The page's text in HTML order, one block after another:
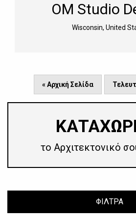
OM Studio
Wisconsin, United
« Αρχική Σελίδα
το Αρχιτεκτονικό
ΦΙΛΤΡΑ